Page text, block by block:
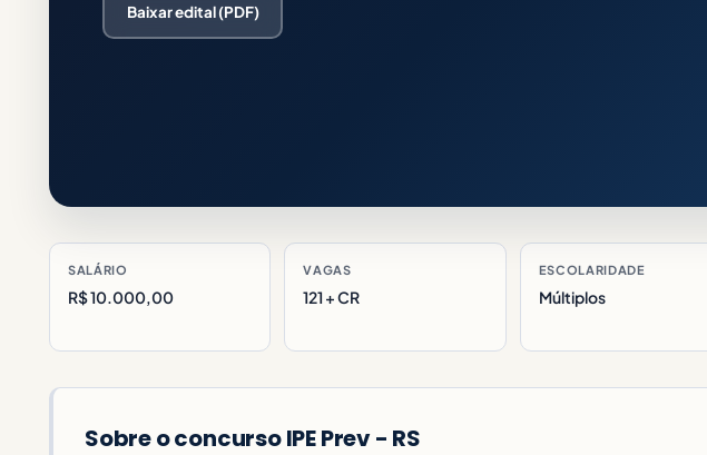
Baixar edital (PDF)
SALÁRIO
R$ 10.000,00
VAGAS
121 + CR
ESCOLARIDADE
Múltiplos
Sobre o concurso IPE Prev - RS